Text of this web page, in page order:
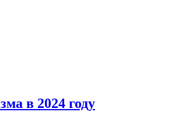
в 2024 году